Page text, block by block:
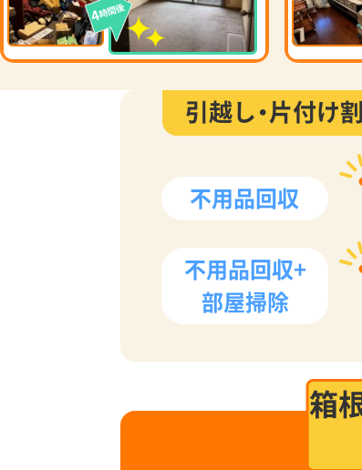
4時間後
引越し・片付け
不用品回収
不用品回収+
部屋掃除
箱